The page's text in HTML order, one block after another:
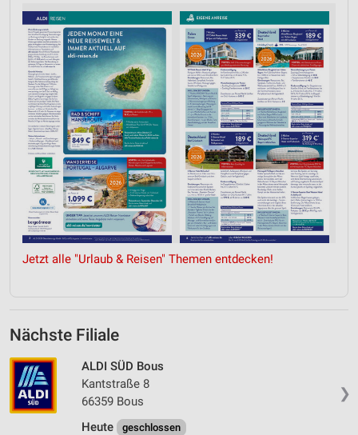
Jetzt alle "Urlaub & Reisen" Themen entdecken!
Nächste Filiale
❯
ALDI SÜD Bous
Kantstraße 8
66359 Bous
Heute
geschlossen
Verwendung von Profilen zur Auswahl
personalisierter Werbung
Erstellung von Profilen zur Personalisierung
von Inhalten
Verwendung von Profilen zur Auswahl
personalisierter Inhalte
Messung der Werbeleistung
Messung der Performance von Inhalten
Analyse von Zielgruppen durch Statistiken oder
Kombinationen von Daten aus verschiedenen
Quellen
Inhalten
Verwendung genauer Standortdaten
Geräte anhand von aktiv angeforderten
Informationen identifizieren